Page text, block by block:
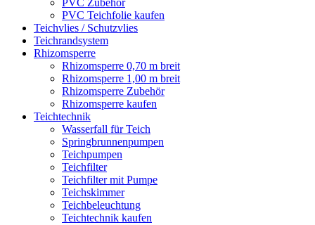
PVC Teichfolie kaufen
Teichvlies / Schutzvlies
Teichrandsystem
Rhizomsperre
Rhizomsperre 0,70 m breit
Rhizomsperre 1,00 m breit
Rhizomsperre Zubehör
Rhizomsperre kaufen
Teichtechnik
Wasserfall für Teich
Springbrunnenpumpen
Teichpumpen
Teichfilter
Teichfilter mit Pumpe
Teichskimmer
Teichbeleuchtung
Teichtechnik kaufen